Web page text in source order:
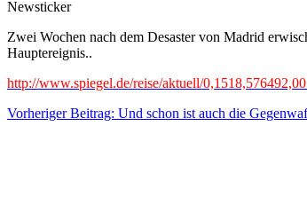
Newsticker
Zwei Wochen nach dem Desaster von Madrid
Hauptereignis..
http://www.spiegel.de/reise/aktuell/
Vorheriger Beitrag: Und schon ist auch die